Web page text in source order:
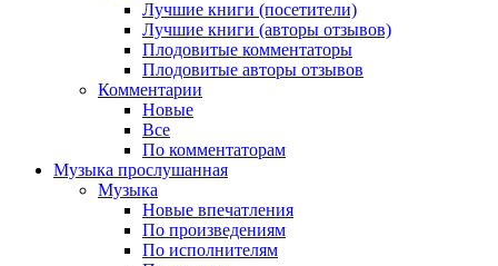
Лучшие книги (посетители)
Лучшие книги (авторы отзывов)
Плодовитые комментаторы
Плодовитые авторы отзывов
Комментарии
Новые
Все
По комментаторам
Музыка прослушанная
Музыка
Новые впечатления
По произведениям
По исполнителям